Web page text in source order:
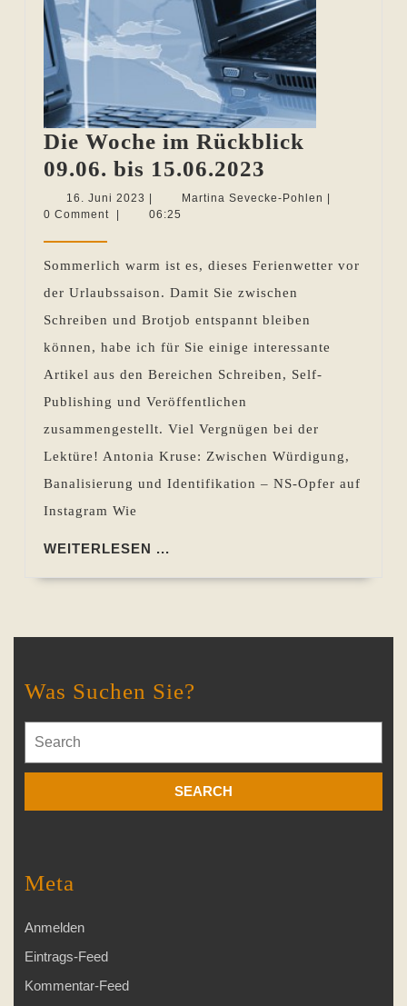
Die Woche im Rückblick
09.06. bis 15.06.2023
Woche
09.06.
bis
15.06.2023
16. Juni 2023 16.
Juni
Martina Sevecke-Pohlen Martina
0 Comment
06:25
Sommerlich warm ist es, dieses Ferienwetter vor
der Urlaubssaison. Damit Sie zwischen
Schreiben und Brotjob entspannt bleiben
können, habe ich für Sie einige interessante
Artikel aus den Bereichen Schreiben, Self-
Publishing und Veröffentlichen
zusammengestellt. Viel Vergnügen bei der
Lektüre! Antonia Kruse: Zwischen Würdigung,
Banalisierung und Identifikation – NS-Opfer auf
Instagram Wie
WEITERLESEN ...
Was Suchen Sie?
for:
Meta
Anmelden
Eintrags-Feed
Kommentar-Feed